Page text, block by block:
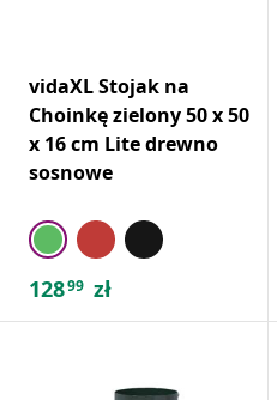
vidaXL Stojak na
Choinkę zielony 50 x 50
x 16 cm Lite drewno
sosnowe
12899 zł